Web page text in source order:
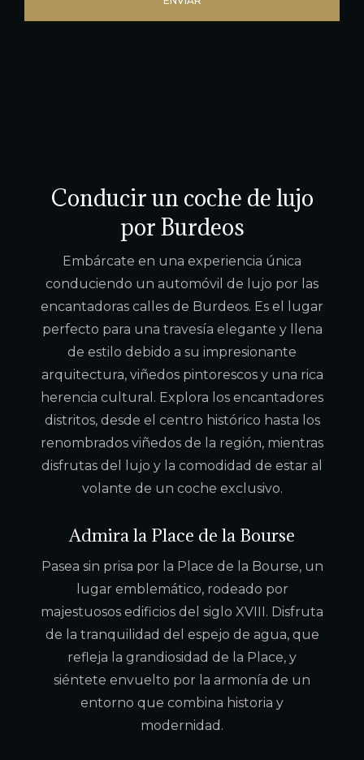
Conducir un coche de lujo
por Burdeos
Embárcate en una experiencia única
conduciendo un automóvil de lujo por las
encantadoras calles de Burdeos. Es el lugar
perfecto para una travesía elegante y llena
de estilo debido a su impresionante
arquitectura, viñedos pintorescos y una rica
herencia cultural. Explora los encantadores
distritos, desde el centro histórico hasta los
renombrados viñedos de la región, mientras
disfrutas del lujo y la comodidad de estar al
volante de un coche exclusivo.
Admira la Place de la Bourse
Pasea sin prisa por la Place de la Bourse, un
lugar emblemático, rodeado por
majestuosos edificios del siglo XVIII. Disfruta
de la tranquilidad del espejo de agua, que
refleja la grandiosidad de la Place, y
siéntete envuelto por la armonía de un
entorno que combina historia y
modernidad.